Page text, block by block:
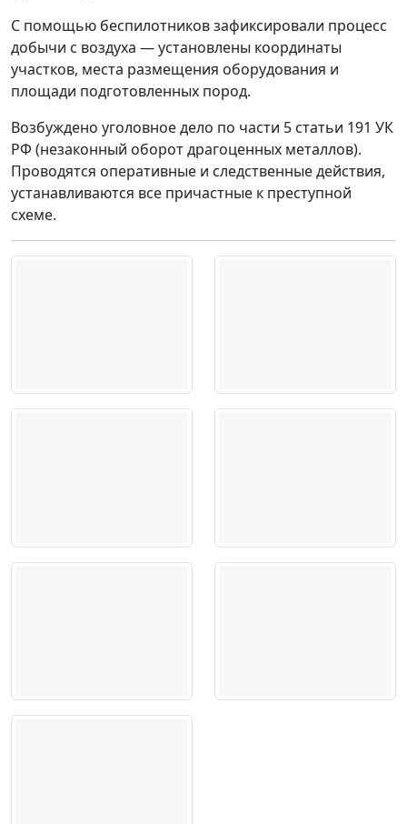
С помощью беспилотников зафиксировали процесс
добычи с воздуха — установлены координаты
участков, места размещения оборудования и
площади подготовленных пород.
Возбуждено уголовное дело по части 5 статьи 191 УК
РФ (незаконный оборот драгоценных металлов).
Проводятся оперативные и следственные действия,
устанавливаются все причастные к преступной
схеме.